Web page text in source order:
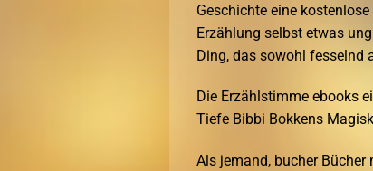
Geschichte eine
Erzählung selbst etwas
Ding, das sowohl fesselnd
Die Erzählstimme ebooks
Tiefe Bibbi Bokkens
Als jemand, bucher